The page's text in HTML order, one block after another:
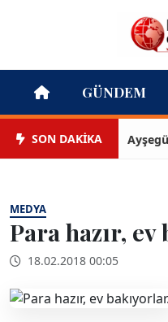
GÜNDEM
SON DAKİKA Ayşegül,
MEDYA
Para hazır, ev
18.02.2018 00:05